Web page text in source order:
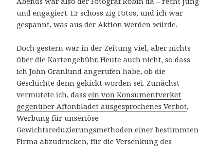
und engagiert. Er schoss zig Fotos, und ich war
gespannt, was aus der Aktion werden würde.
Doch gestern war in der Zeitung viel, aber nichts
über die Kartengebühr. Heute auch nicht, so dass
ich John Granlund angerufen habe, ob die
Geschichte denn gekickt worden sei. Zunächst
vermutete ich, dassein von Konsumentverket
gegenüber Aftonbladet ausgesprochenes Verbot,
Werbung für unseriöse
Gewichtsreduzierungsmethoden einer bestimmten
Firma abzudrucken, für die Versenkung des